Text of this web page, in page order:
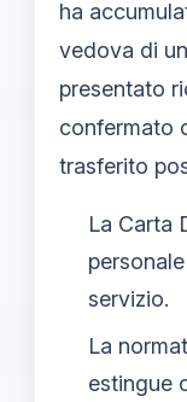
ha
vedova di
presentato
confermato
trasferito
La Carta
servizio.
La
estingue